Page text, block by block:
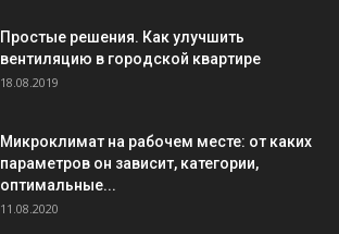
Простые решения. Как улучшить
вентиляцию в городской квартире
18.08.2019
Микроклимат на рабочем месте: от каких
параметров он зависит, категории,
оптимальные...
11.08.2020